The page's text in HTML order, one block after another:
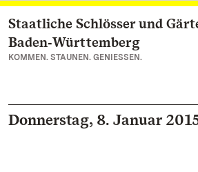
Zum Hauptinhalt springen
Staatliche Schlösser und
Baden‑Württemberg
KOMMEN. STAUNEN. GENIESSEN.
Donnerstag, 8. Januar